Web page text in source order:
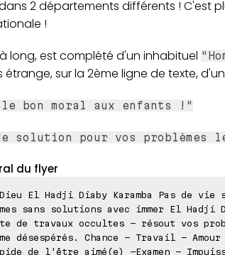
2 départements différents ! C'est
!
long, est complété d'un inhabituel
étrange, sur la 2ème ligne de texte,
le bon moral aux enfants !"
solution pour vos problèmes
du flyer
Dieu El Hadji Diaby Karamba Pas de vie
sans solutions avec immer El Hadji
de travaux occultes - résout vos
désespérés. Chance - Travail - Amour
de l'être aimé(e) -Examen -